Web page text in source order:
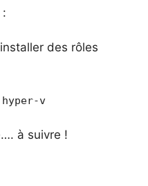
des rôles
v
à suivre !